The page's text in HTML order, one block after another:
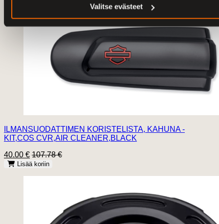
Valitse evästeet
ILMANSUODATTIMEN KORISTELISTA, KAHUNA -
KIT,COS CVR,AIR CLEANER,BLACK
40.00 € 107.78 €
Lisää koriin